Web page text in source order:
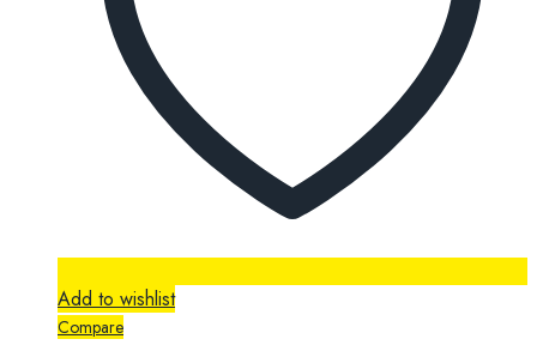
Add to wishlist
Compare